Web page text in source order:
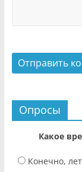
Опросы
Какое
Конечно,